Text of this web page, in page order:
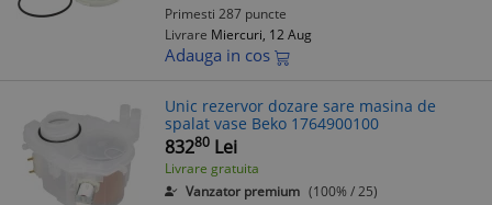
Primesti 287 puncte
Livrare Miercuri, 12 Aug
Adauga in cos
Unic rezervor dozare sare masina de
spalat vase Beko 1764900100
83280 Lei
Livrare gratuita
Vanzator premium (100% / 25)